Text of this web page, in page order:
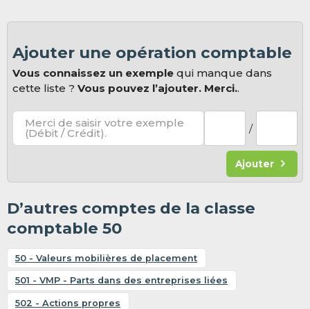
Ajouter une opération comptable
Vous connaissez un exemple qui manque dans
cette liste ?Vous pouvez l’ajouter. Merci..
Merci de saisir votre exemple
(Débit / Crédit). /
Ajouter
D’autres comptes de la classe
comptable 50
50 - Valeurs mobilières de placement
501 - VMP - Parts dans des entreprises liées
502 - Actions propres